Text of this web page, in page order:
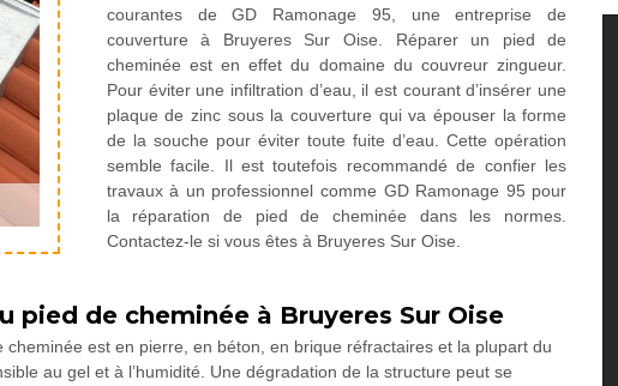
courantes de GD Ramonage 95, une entreprise de
couverture à Bruyeres Sur Oise. Réparer un pied de
cheminée est en effet du domaine du couvreur zingueur.
Pour éviter une infiltration d’eau, il est courant d’insérer une
plaque de zinc sous la couverture qui va épouser la forme
de la souche pour éviter toute fuite d’eau. Cette opération
semble facile. Il est toutefois recommandé de confier les
travaux à un professionnel comme GD Ramonage 95 pour
la réparation de pied de cheminée dans les normes.
Contactez-le si vous êtes à Bruyeres Sur Oise.
pied de cheminée à Bruyeres Sur Oise
est en pierre, en béton, en brique réfractaires et la plupart du
au gel et à l’humidité. Une dégradation de la structure peut se